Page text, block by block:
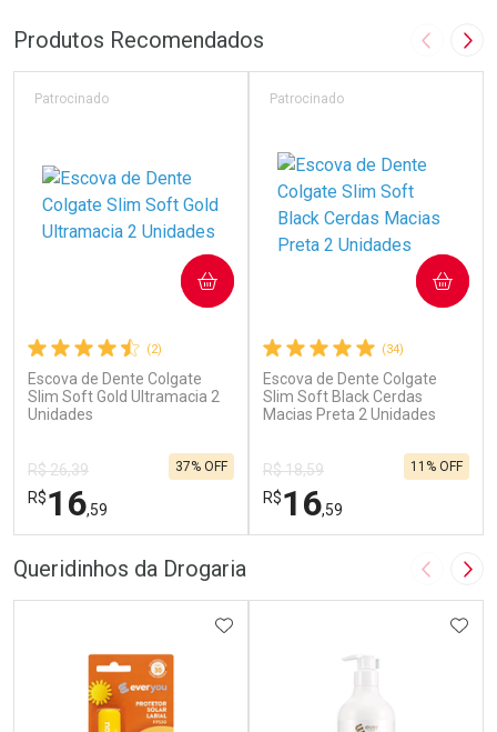
Produtos Recomendados Imagem
(2)
Escova de Dente Colgate
Slim Soft Gold Ultramacia 2
Unidades
Patrocinado
R$ 26,39
R$16,59
37% OFF
COMPRAR
(34)
Escova de Dente Colgate
Slim Soft Black Cerdas
Macias Preta 2 Unidades
Patrocinado
R$ 18,59
R$16,59
11% OFF
COMPRAR
Queridinhos da Drogaria Imagem
ADICIONAR AOS FAVORITOS